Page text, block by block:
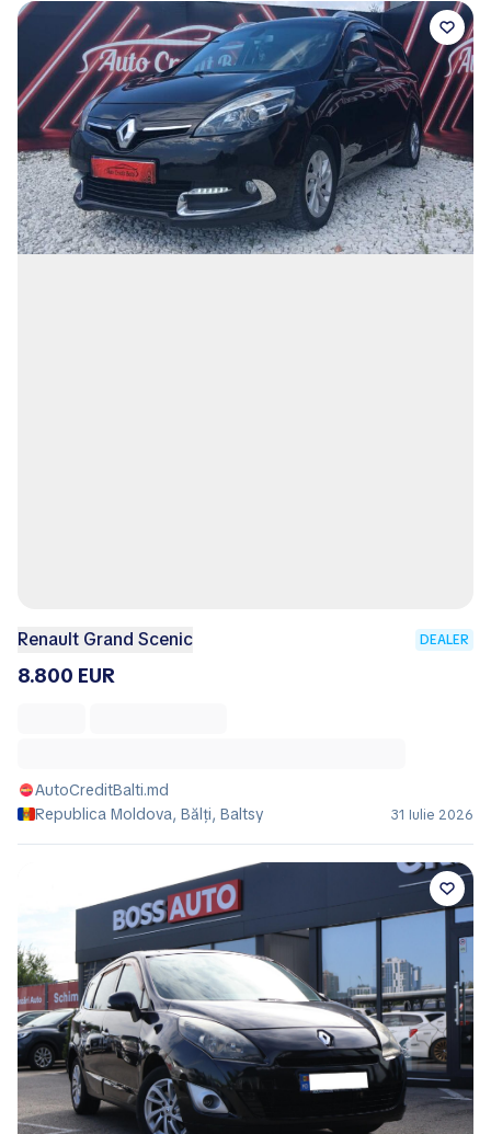
Renault Grand Scenic DEALER
8.800 EUR
AutoCreditBalti.md
Republica Moldova, Bălţi, Baltsy
31 Iulie 2026